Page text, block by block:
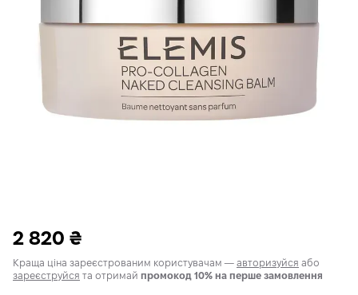
2 820 ₴
Краща ціна зареєстрованим користувачам — авторизуйся або
зареєструйся та отримай промокод 10% на перше замовлення